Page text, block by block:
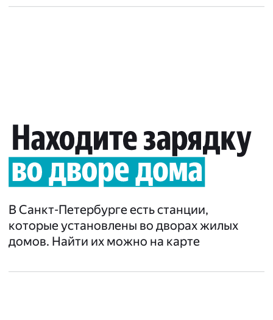
В Санкт-Петербурге есть станции,
которые установлены во дворах жилых
домов. Найти их можно на карте